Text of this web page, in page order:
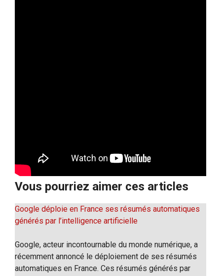
Vous pourriez aimer ces articles
Google déploie en France ses résumés automatiques
générés par l’intelligence artificielle
Google, acteur incontournable du monde numérique, a
récemment annoncé le déploiement de ses résumés
automatiques en France. Ces résumés générés par